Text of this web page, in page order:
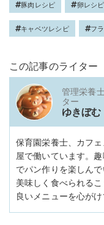
豚肉レシピ 卵レシピ
キャベツレシピ フ
この記事のライター
管理栄養
ター
ゆきぼむ
保育園栄養士、カフ
屋で働いています。
でパン作りを楽しん
美味しく食べられる
良いメニューを心がけ